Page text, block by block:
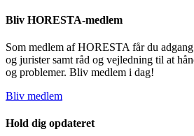
Bliv HORESTA-medlem
Som medlem af HORESTA får du
og jurister samt råd og vejledning til at
og problemer. Bliv medlem i dag!
Bliv medlem
Hold dig opdateret